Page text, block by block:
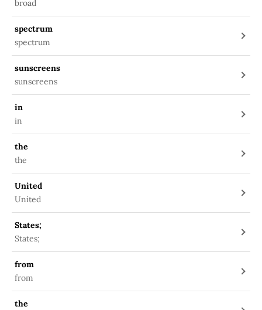
broad
spectrum
spectrum
sunscreens
sunscreens
in
in
the
the
United
United
States;
States;
from
from
the